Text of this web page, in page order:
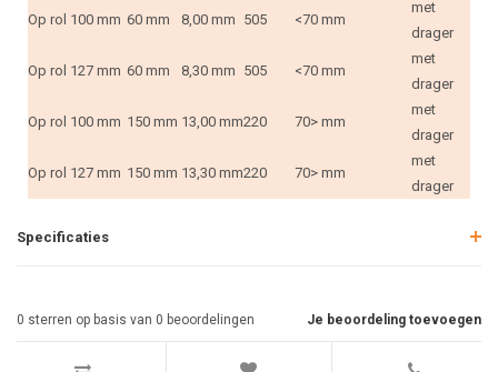
Op rol 100 mm 60 mm 8,00 mm 505 <70 mm
met
drager
Op rol 127 mm 60 mm 8,30 mm 505 <70 mm
met
drager
Op rol 100 mm 150 mm 13,00 mm220 70> mm
met
drager
Op rol 127 mm 150 mm 13,30 mm220 70> mm
met
drager
Specificaties
Je beoordeling toevoegen
0 sterren op basis van 0 beoordelingen